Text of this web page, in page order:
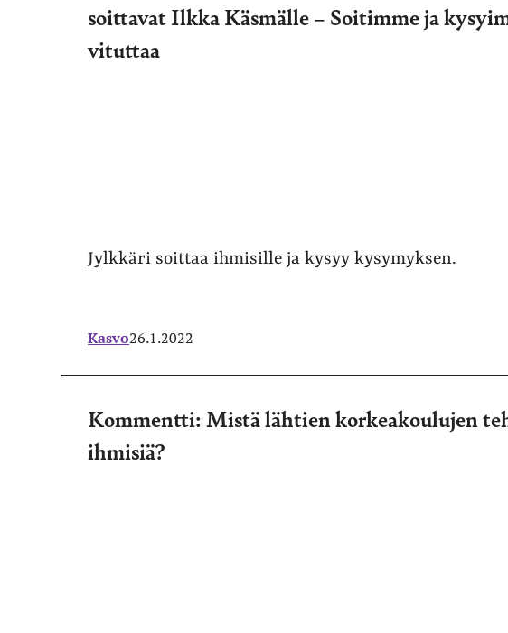
soittavat Ilkka Käsmälle – Soitimme ja
vituttaa
Jylkkäri soittaa ihmisille ja kysyy kysymyksen.
Kasvo26.1.2022
Kommentti: Mistä lähtien korkeakoulujen
ihmisiä?